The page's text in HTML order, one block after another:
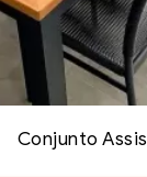
Conjunto Assis